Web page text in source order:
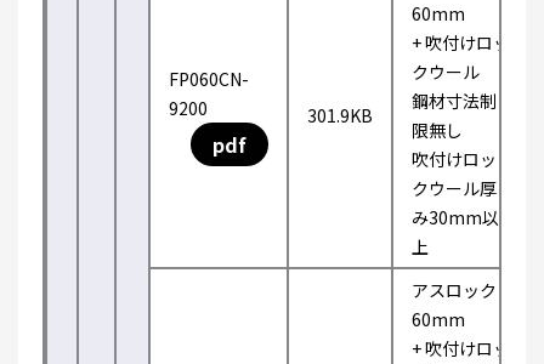
FP060CN-
9200
pdf
301.9KB
60mm
+ 吹付けロッ
クウール
鋼材寸法制
限無し
吹付けロッ
クウール厚
み30mm以
上
アスロック
60mm
+ 吹付けロッ